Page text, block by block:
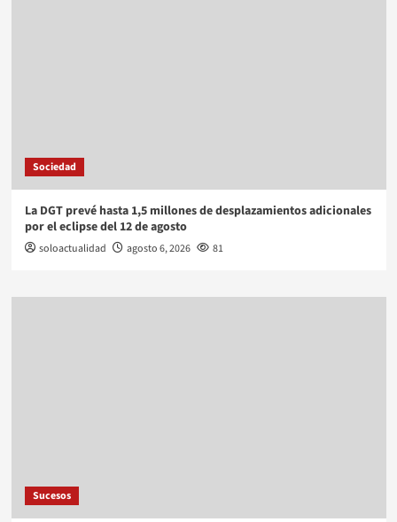
Sociedad
La DGT prevé hasta 1,5 millones de desplazamientos adicionales
por el eclipse del 12 de agosto
soloactualidad agosto 6, 2026 81
Sucesos